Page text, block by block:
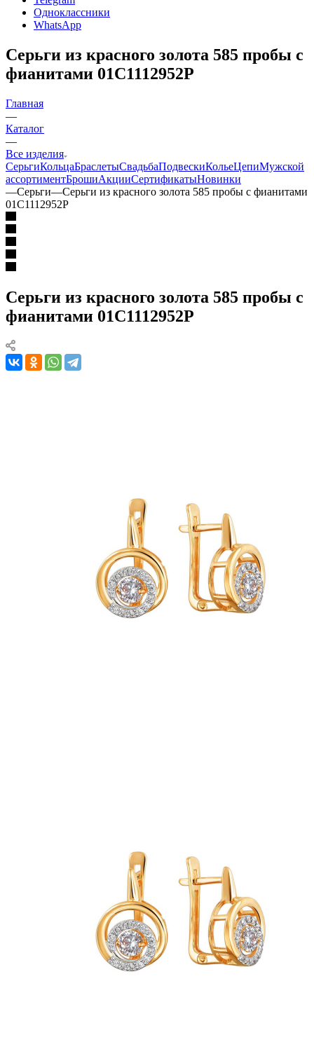
Одноклассники
WhatsApp
Серьги из красного золота 585 пробы с
фианитами 01С1112952Р
Главная
—
Каталог
—
Все изделия
СерьгиКольцаБраслетыСвадьбаПодвескиКольеЦепиМужской
ассортиментБрошиАкцииСертификатыНовинки
—Серьги—Серьги из красного золота 585 пробы с фианитами
01С1112952Р
Серьги из красного золота 585 пробы с
фианитами 01С1112952Р